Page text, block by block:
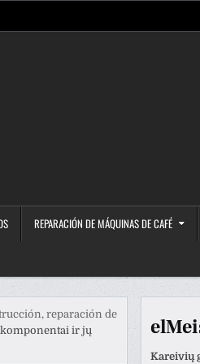
REPARACIÓN DE MÁQUINAS DE CAFÉ
reparación de
ir jų
Kareivių